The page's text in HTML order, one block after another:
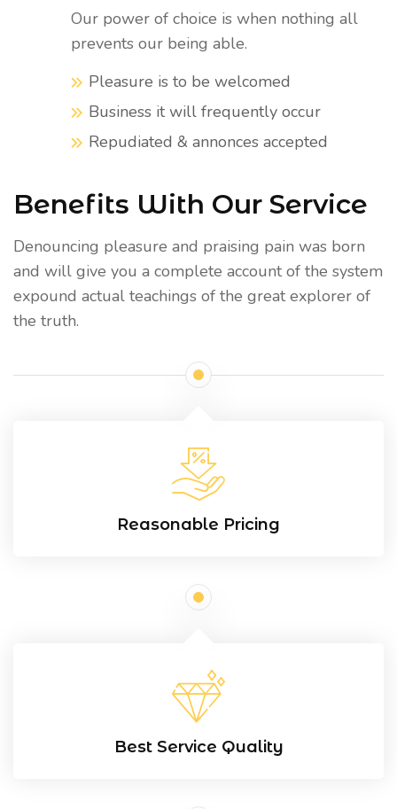
Our power of choice is when nothing all
prevents our being able.
Pleasure is to be welcomed
Business it will frequently occur
Repudiated & annonces accepted
Benefits With Our Service
Denouncing pleasure and praising pain was born
and will give you a complete account of the system
expound actual teachings of the great explorer of
the truth.
Reasonable Pricing
Best Service Quality